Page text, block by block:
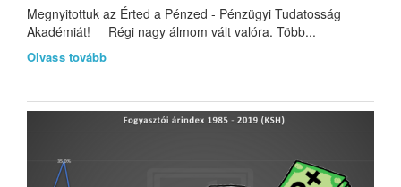
Megnyitottuk az Érted a Pénzed - Pénzügyi Tudatosság
Akadémiát! Régi nagy álmom vált valóra. Több...
Olvass tovább